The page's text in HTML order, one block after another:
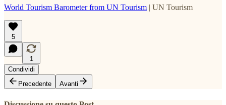
World Tourism Barometer from UN Tourism | UN Tourism
5
1
Condividi
Precedente
Avanti